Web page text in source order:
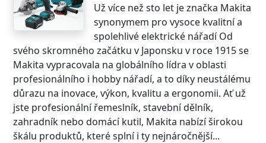
Už více než sto let je značka Makita
synonymem pro vysoce kvalitní a
spolehlivé elektrické nářadí Od
svého skromného začátku v Japonsku v roce 1915 se
Makita vypracovala na globálního lídra v oblasti
profesionálního i hobby nářadí, a to díky neustálému
důrazu na inovace, výkon, kvalitu a ergonomii. Ať už
jste profesionální řemeslník, stavební dělník,
zahradník nebo domácí kutil, Makita nabízí širokou
škálu produktů, které splní i ty nejnáročnější...